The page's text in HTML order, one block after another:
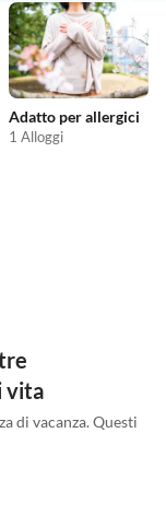
Adatto per allergici
1 Alloggi
vita
di vacanza. Questi